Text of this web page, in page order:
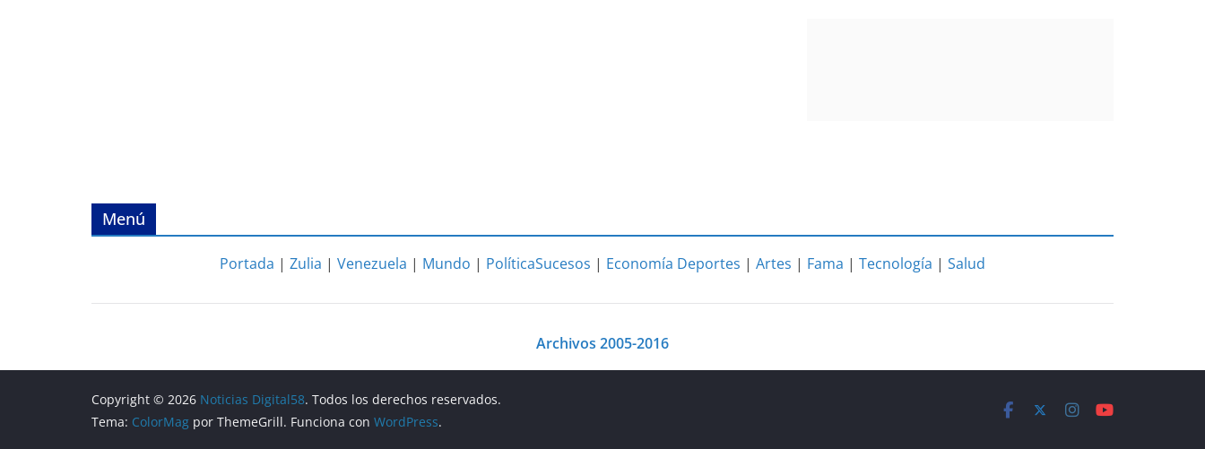
Menú
Portada | Zulia | Venezuela | Mundo | PolíticaSucesos | Economía Deportes | Artes | Fama | Tecnología | Salud
Archivos 2005-2016
Copyright © 2026 Noticias Digital58. Todos los derechos reservados.
Tema: ColorMag por ThemeGrill. Funciona con WordPress.